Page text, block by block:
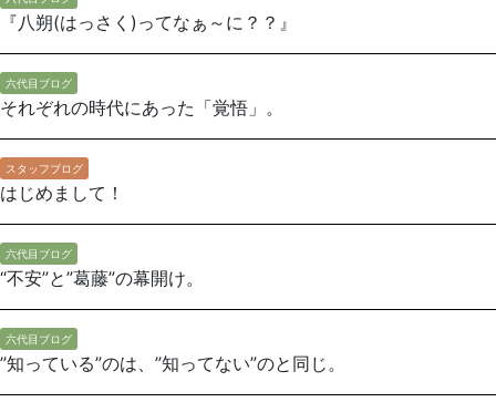
『八朔(はっさく)ってなぁ～に？？』
六代目ブログ
それぞれの時代にあった「覚悟」。
スタッフブログ
はじめまして！
六代目ブログ
“不安”と”葛藤”の幕開け。
六代目ブログ
”知っている”のは、”知ってない”のと同じ。